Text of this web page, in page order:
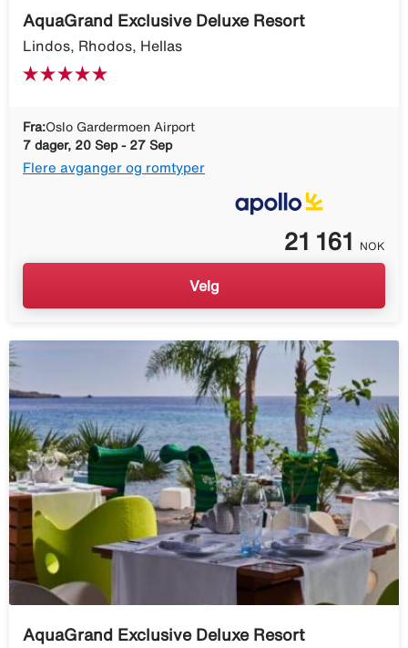
AquaGrand Exclusive Deluxe Resort
Lindos, Rhodos, Hellas
Fra:Oslo Gardermoen Airport
7 dager, 20 Sep - 27 Sep
Flere avganger og romtyper
21 161 NOK
Velg
AquaGrand Exclusive Deluxe Resort